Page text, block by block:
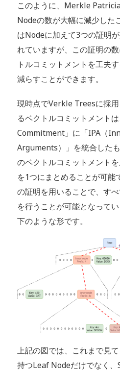
このように、Merkle
Nodeの数が大幅に減少した
はNodeに加えて3つの証明
れていますが、この証明の
トルコミットメントを工夫
減らすことができます。
現時点でVerkle Treesに採
るベクトルコミットメント
Commitment」に「IPA（
Arguments）」を統合した
のベクトルコミットメント
を1つにまとめることが可能
の証明を用いることで、す
を行うことが可能となって
下のような形です。​​​​​​​
上記の図では、これまで見
持つLeaf Nodeだけでなく、